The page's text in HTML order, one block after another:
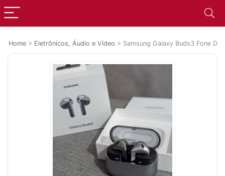
Home > Eletrônicos, Áudio e Vídeo > Samsung Galaxy Buds3 Fone